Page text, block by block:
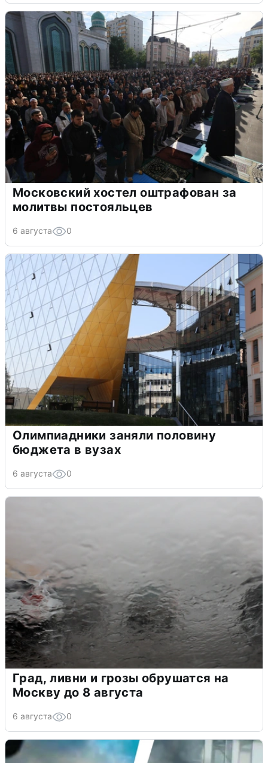
Московский хостел оштрафован за
молитвы постояльцев
6 августа 0
Олимпиадники заняли половину
бюджета в вузах
6 августа 0
Град, ливни и грозы обрушатся на
Москву до 8 августа
6 августа 0